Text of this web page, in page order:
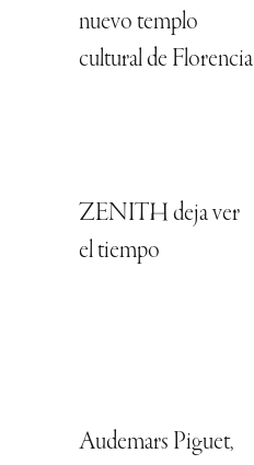
nuevo templo
cultural de Florencia
ZENITH deja ver
el tiempo
Audemars Piguet,